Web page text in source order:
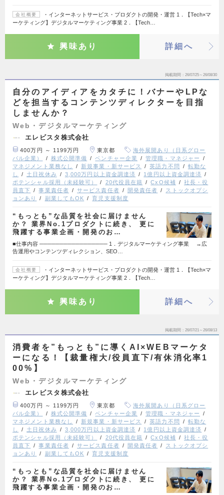
会社概要
・インターネットサービス・プロダクトの開発・運営 1．【Tech×マ
ーケティング】デジタルマーケティング事業 2．【Tech…
興味あり 詳細へ
掲載期間 26/07/25～26/08/30
自分のアイディアをカタチに！バナーやLPな
どを担当するコンテンツディレクターを目指
しませんか？
Web・デジタルマーケティング
エレビスタ株式会社
400万円 ～ 1199万円 東京都
海外展開あり（日系グロー
バル企業）
株式公開準備 ベンチャー企業
管理職・マネジャー
マネジメント業務なし
新規事業・新サービス 英語力不問
転勤な
し
土日祝休み 3,000万円以上資金調達済
1億円以上資金調達済
ポテンシャル採用（未経験可）
20代役員在籍 CxO候補
社長・役
員直下
事業責任者 サービス責任者 開発責任者
ストックオプシ
ョンあり
副業してもOK 育児支援制度
“もっとも”な品質を社会に届けません
か？ 業界No.1プロダクトに続き、 更に
飛躍する事業企画・開発のお…
■仕事内容 ───────────────── 1．デジタルマーケティング事業 →広
告運用やコンテンツディレクション、SEO…
会社概要
・インターネットサービス・プロダクトの開発・運営 1．【Tech×マ
ーケティング】デジタルマーケティング事業 2．【Tech…
興味あり 詳細へ
掲載期間 26/07/21～26/08/13
消費者を”もっとも”に導くAI×WEBマーケタ
ーになる！【裁量権大/役員直下/有休消化率1
00%】
Web・デジタルマーケティング
エレビスタ株式会社
400万円 ～ 1199万円 東京都
海外展開あり（日系グロー
バル企業）
株式公開準備 ベンチャー企業
管理職・マネジャー
マネジメント業務なし
新規事業・新サービス 英語力不問
転勤な
し
土日祝休み 3,000万円以上資金調達済
1億円以上資金調達済
ポテンシャル採用（未経験可）
20代役員在籍 CxO候補
社長・役
員直下
事業責任者 サービス責任者 開発責任者
ストックオプシ
ョンあり
副業してもOK 育児支援制度
“もっとも”な品質を社会に届けません
か？ 業界No.1プロダクトに続き、 更に
飛躍する事業企画・開発のお…